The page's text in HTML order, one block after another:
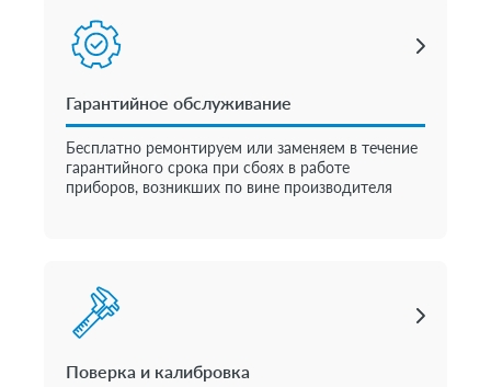
Гарантийное обслуживание
Бесплатно ремонтируем или заменяем в течение
гарантийного срока при сбоях в работе
приборов, возникших по вине производителя
Поверка и калибровка